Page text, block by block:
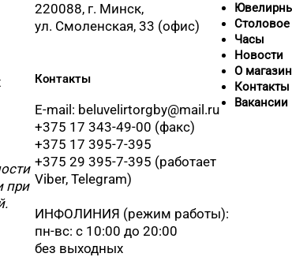
при
220088, г. Минск,
ул. Смоленская, 33 (офис)
Контакты
E-mail: beluvelirtorgby@mail.ru
+375 17 343-49-00 (факс)
+375 17 395-7-395
+375 29 395-7-395 (работает
Viber, Telegram)
ИНФОЛИНИЯ (режим работы):
пн-вс: с 10:00 до 20:00
без выходных
Столовое
Часы
Новости
О
Контакты
Вакансии